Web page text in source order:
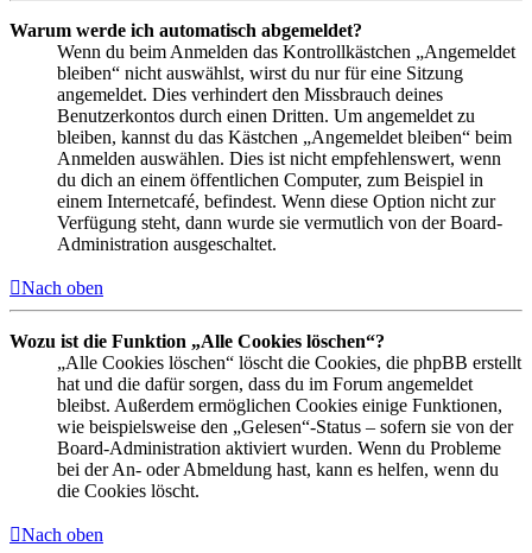
Warum werde ich automatisch abgemeldet?
Wenn du beim Anmelden das Kontrollkästchen „Angemeldet
bleiben“ nicht auswählst, wirst du nur für eine Sitzung
angemeldet. Dies verhindert den Missbrauch deines
Benutzerkontos durch einen Dritten. Um angemeldet zu
bleiben, kannst du das Kästchen „Angemeldet bleiben“ beim
Anmelden auswählen. Dies ist nicht empfehlenswert, wenn
du dich an einem öffentlichen Computer, zum Beispiel in
einem Internetcafé, befindest. Wenn diese Option nicht zur
Verfügung steht, dann wurde sie vermutlich von der Board-
Administration ausgeschaltet.
Nach oben
Wozu ist die Funktion „Alle Cookies löschen“?
„Alle Cookies löschen“ löscht die Cookies, die phpBB erstellt
hat und die dafür sorgen, dass du im Forum angemeldet
bleibst. Außerdem ermöglichen Cookies einige Funktionen,
wie beispielsweise den „Gelesen“-Status – sofern sie von der
Board-Administration aktiviert wurden. Wenn du Probleme
bei der An- oder Abmeldung hast, kann es helfen, wenn du
die Cookies löscht.
Nach oben